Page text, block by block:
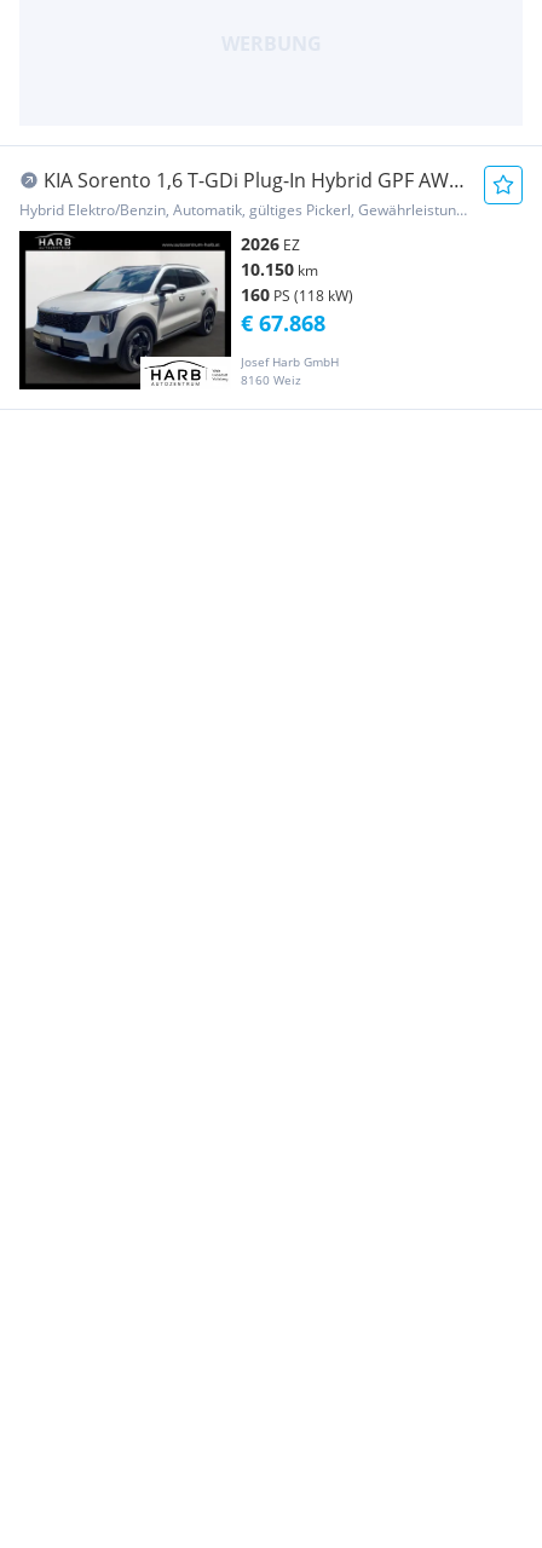
KIA Sorento 1,6 T-GDi Plug-In Hybrid GPF AWD
Platin...
Hybrid Elektro/Benzin, Automatik, gültiges Pickerl, Gewährleistung, Garantie
2026 EZ
10.150 km
160 PS (118 kW)
Josef Harb GmbH
8160 Weiz
€ 67.868